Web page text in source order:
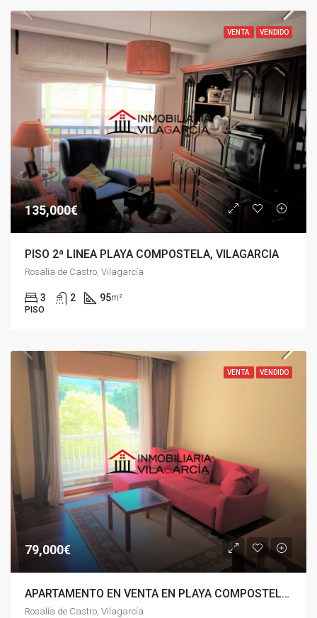
VENTA VENDIDO
135,000€
PISO 2ª LINEA PLAYA COMPOSTELA, VILAGARCIA
Rosalía de Castro, Vilagarcía
3 2 95m²
PISO
VENTA VENDIDO
79,000€
APARTAMENTO EN VENTA EN PLAYA COMPOSTELA CARRIL, VILAGARCIA
Rosalía de Castro, Vilagarcía